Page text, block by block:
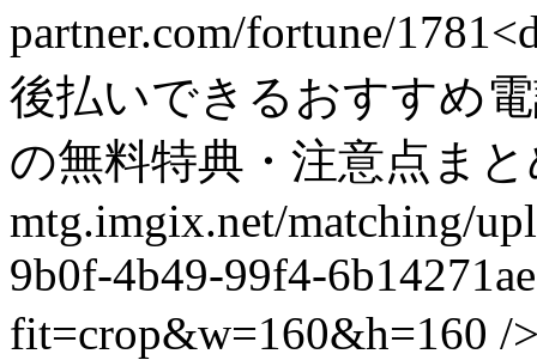
partner.com/fortune/1781
後払いできるおすすめ
の無料特典・注意点まと
mtg.imgix.net/matching/
9b0f-4b49-99f4-
fit=crop&w=160&h=160